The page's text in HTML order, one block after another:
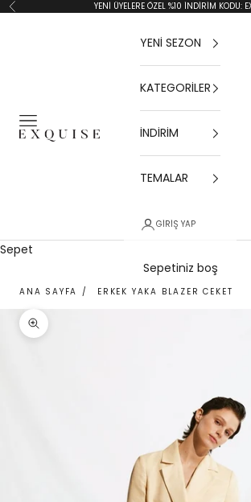
İçeriğe geç
Geri YENİ ÜYELERE ÖZEL %10 İNDİRİM KODU:
Menü
Exquise TR
YENİ SEZON
KATEGORİLER
İNDİRİM
TEMALAR
GIRIŞ YAP
Sepet
Sepetiniz boş
ANA SAYFA / ERKEK YAKA BLAZER CEKET
Yakınlaştır